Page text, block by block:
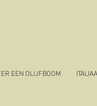
EEN OLIJFBOOM